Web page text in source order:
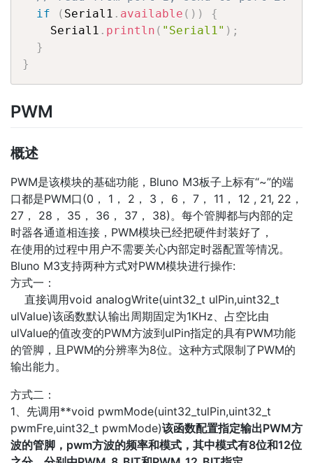
if
( Serial1 . available ( ) )
{
    Serial1
. println ( "Serial1" ) ;
}
}
PWM
概述
PWM是该模块的基础功能，Bluno M3板子上标有“~”的端
口都是PWM口(0， 1， 2， 3， 6， 7， 11， 12 , 21, 22，
27， 28， 35， 36， 37， 38)。每个管脚都与内部的定
时器各通道相连接，PWM模块已经把硬件封装好了，
在使用的过程中用户不需要关心内部定时器配置等情况。
Bluno M3支持两种方式对PWM模块进行操作:
方式一：
直接调用void analogWrite(uint32_t ulPin,uint32_t
ulValue)该函数默认输出周期固定为1KHz、占空比由
ulValue的值改变的PWM方波到ulPin指定的具有PWM功能
的管脚，且PWM的分辨率为8位。这种方式限制了PWM的
输出能力。
方式二：
1、先调用**void pwmMode(uint32_tulPin,uint32_t
pwmFre,uint32_t pwmMode)该函数配置指定输出PWM方
波的管脚，pwm方波的频率和模式，其中模式有8位和12位